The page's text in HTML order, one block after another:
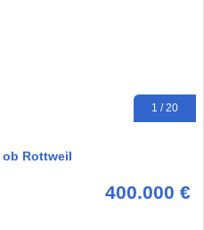
1 / 20
Rottweil
400.000 €